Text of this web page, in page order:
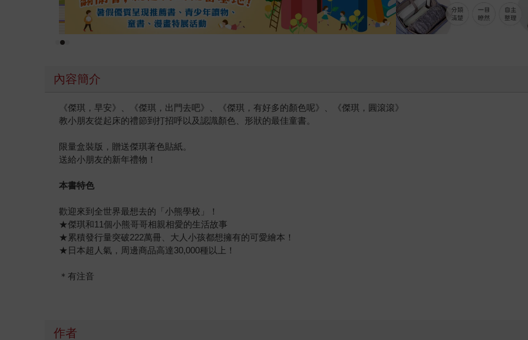
內容簡介
《傑琪，早安》、《傑琪，出門去吧》、《傑琪，有好多的顏色呢》、《傑琪，圓滾滾》
教小朋友從起床的禮節到打招呼以及認識顏色、形狀的最佳童書。
限量盒裝版，贈送傑琪著色貼紙。
送給小朋友的新年禮物！
本書特色
歡迎來到全世界最想去的「小熊學校」！
★傑琪和11個小熊哥哥相親相愛的生活故事
★累積發行量突破222萬冊、大人小孩都想擁有的可愛繪本！
★日本超人氣，周邊商品高達30,000種以上！
＊有注音
作者